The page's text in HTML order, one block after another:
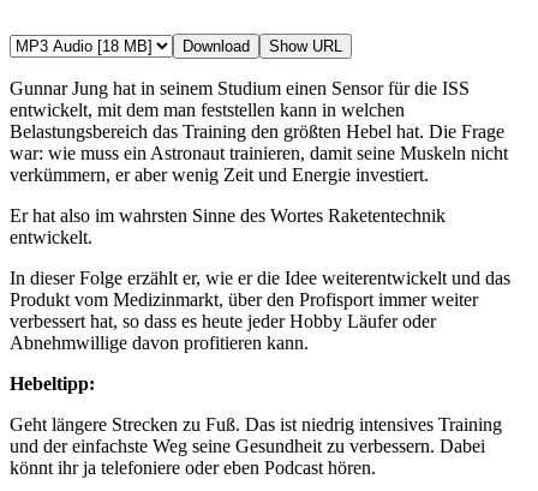
Download Show URL
Gunnar Jung hat in seinem Studium einen Sensor für die ISS
entwickelt, mit dem man feststellen kann in welchen
Belastungsbereich das Training den größten Hebel hat. Die Frage
war: wie muss ein Astronaut trainieren, damit seine Muskeln nicht
verkümmern, er aber wenig Zeit und Energie investiert.
Er hat also im wahrsten Sinne des Wortes Raketentechnik
entwickelt.
In dieser Folge erzählt er, wie er die Idee weiterentwickelt und das
Produkt vom Medizinmarkt, über den Profisport immer weiter
verbessert hat, so dass es heute jeder Hobby Läufer oder
Abnehmwillige davon profitieren kann.
Hebeltipp:
Geht längere Strecken zu Fuß. Das ist niedrig intensives Training
und der einfachste Weg seine Gesundheit zu verbessern. Dabei
könnt ihr ja telefoniere oder eben Podcast hören.